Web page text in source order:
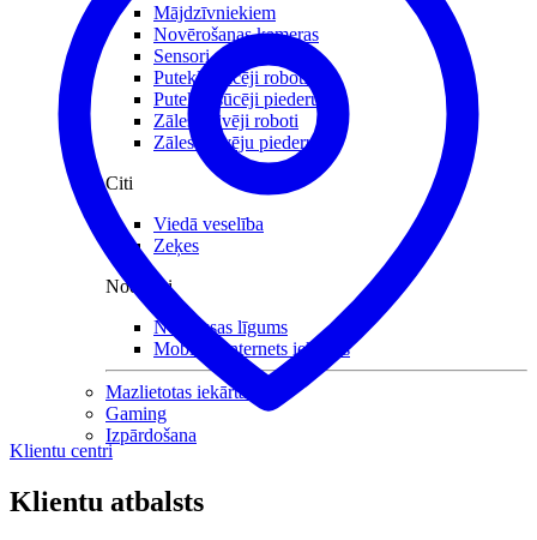
Mājdzīvniekiem
Novērošanas kameras
Sensori mājai
Putekļu sūcēji roboti
Putekļu sūcēji piederumi
Zāles pļāvēji roboti
Zāles pļāvēju piederumi
Citi
Viedā veselība
Zeķes
Noderīgi
Nomaksas līgums
Mobilais internets iekārtās
Mazlietotas iekārtas
Gaming
Izpārdošana
Klientu centri
Klientu atbalsts